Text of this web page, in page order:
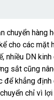
chuyển hàng
cho các mặt
nhiều DN
sắt cũng
để khẳng
chỉ vì lợi